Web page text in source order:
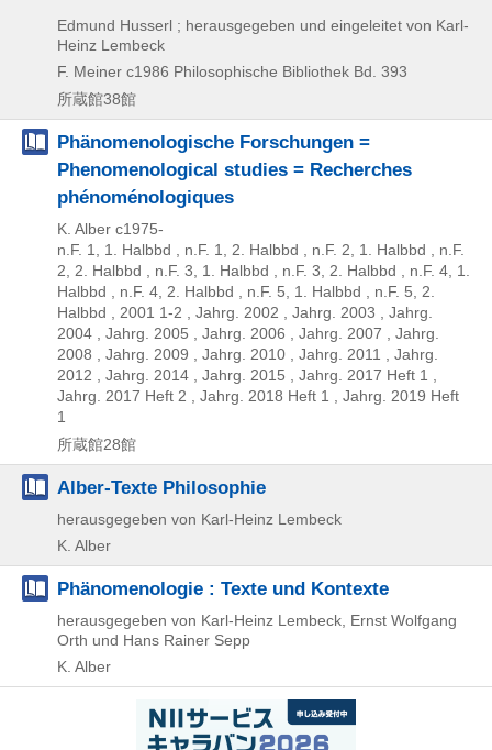
Edmund Husserl ; herausgegeben und eingeleitet von Karl-
Heinz Lembeck
F. Meiner c1986 Philosophische Bibliothek Bd. 393
所蔵館38館
Phänomenologische Forschungen =
Phenomenological studies = Recherches
phénoménologiques
K. Alber c1975-
n.F. 1, 1. Halbbd , n.F. 1, 2. Halbbd , n.F. 2, 1. Halbbd , n.F.
2, 2. Halbbd , n.F. 3, 1. Halbbd , n.F. 3, 2. Halbbd , n.F. 4, 1.
Halbbd , n.F. 4, 2. Halbbd , n.F. 5, 1. Halbbd , n.F. 5, 2.
Halbbd , 2001 1-2 , Jahrg. 2002 , Jahrg. 2003 , Jahrg.
2004 , Jahrg. 2005 , Jahrg. 2006 , Jahrg. 2007 , Jahrg.
2008 , Jahrg. 2009 , Jahrg. 2010 , Jahrg. 2011 , Jahrg.
2012 , Jahrg. 2014 , Jahrg. 2015 , Jahrg. 2017 Heft 1 ,
Jahrg. 2017 Heft 2 , Jahrg. 2018 Heft 1 , Jahrg. 2019 Heft
1
所蔵館28館
Alber-Texte Philosophie
herausgegeben von Karl-Heinz Lembeck
K. Alber
Phänomenologie : Texte und Kontexte
herausgegeben von Karl-Heinz Lembeck, Ernst Wolfgang
Orth und Hans Rainer Sepp
K. Alber